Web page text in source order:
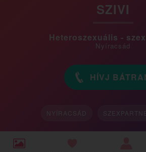
SZIVI
Heteroszexuális -
Nyíracsád
HÍVJ
NYÍRACSÁD